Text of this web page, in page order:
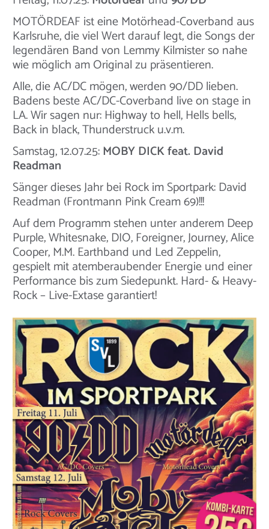
MOTÖRDEAF ist eine Motörhead-Coverband aus
Karlsruhe, die viel Wert darauf legt, die Songs der
legendären Band von Lemmy Kilmister so nahe
wie möglich am Original zu präsentieren.
Alle, die AC/DC mögen, werden 90/DD lieben.
Badens beste AC/DC-Coverband live on stage in
LA. Wir sagen nur: Highway to hell, Hells bells,
Back in black, Thunderstruck u.v.m.
Samstag, 12.07.25:MOBY DICK feat. David
Readman
Sänger dieses Jahr bei Rock im Sportpark: David
Readman (Frontmann Pink Cream 69)!!!
Auf dem Programm stehen unter anderem Deep
Purple, Whitesnake, DIO, Foreigner, Journey, Alice
Cooper, M.M. Earthband und Led Zeppelin,
gespielt mit atemberaubender Energie und einer
Performance bis zum Siedepunkt. Hard- & Heavy-
Rock – Live-Extase garantiert!